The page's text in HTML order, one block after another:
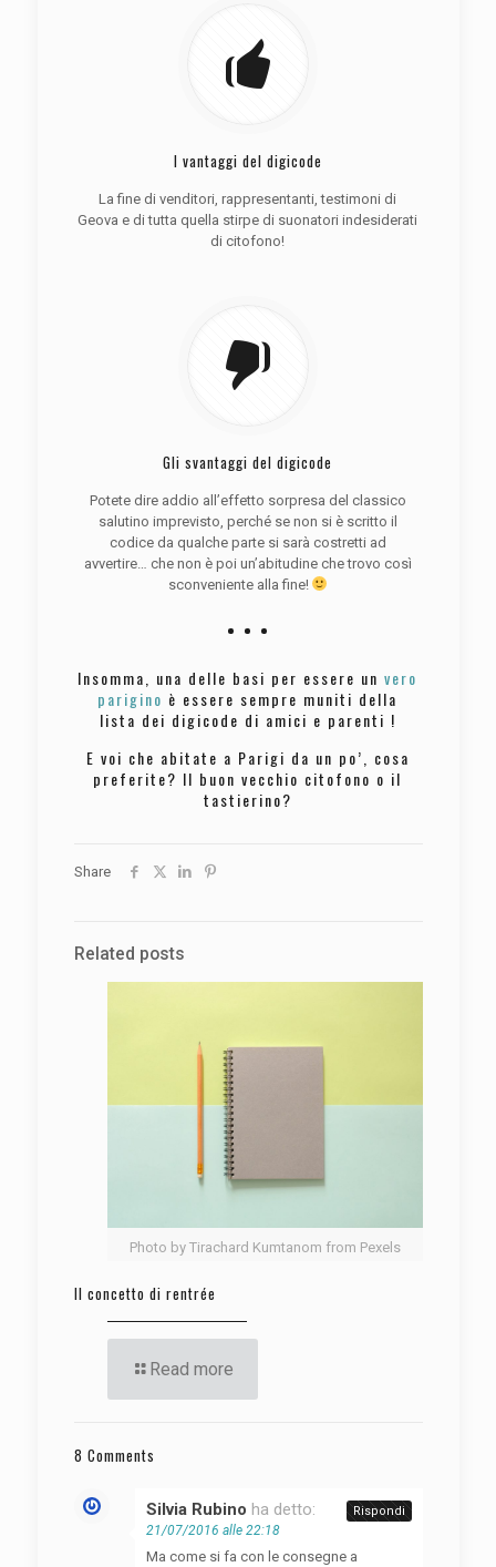
I vantaggi del digicode
La fine di venditori, rappresentanti, testimoni di
Geova e di tutta quella stirpe di suonatori indesiderati
di citofono!
Gli svantaggi del digicode
Potete dire addio all’effetto sorpresa del classico
salutino imprevisto, perché se non si è scritto il
codice da qualche parte si sarà costretti ad
avvertire… che non è poi un’abitudine che trovo così
sconveniente alla fine!
Insomma, una delle basi per essere unvero
parigino è essere sempre muniti della
lista dei digicode di amici e parenti !
E voi che abitate a Parigi da un po’, cosa
preferite? Il buon vecchio citofono o il
tastierino?
Share
Related posts
Photo by Tirachard Kumtanom from Pexels
Il concetto di rentrée
Read more
8 Comments
Silvia Rubino ha detto:
21/07/2016 alle 22:18
Ma come si fa con le consegne a
Rispondi